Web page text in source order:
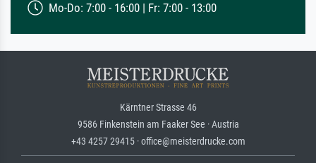
Mo-Do: 7:00 - 16:00 | Fr: 7:00 - 13:00
Kärntner Strasse 46
9586 Finkenstein am Faaker See · Austria
+43 4257 29415 · office@meisterdrucke.com